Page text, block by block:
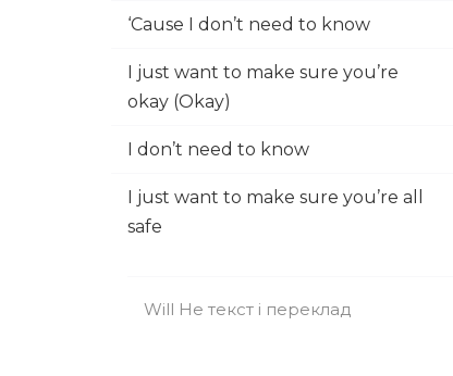
‘Cause I don’t need to know
I just want to make sure you’re
okay (Okay)
I don’t need to know
I just want to make sure you’re all
safe
Will He текст і переклад